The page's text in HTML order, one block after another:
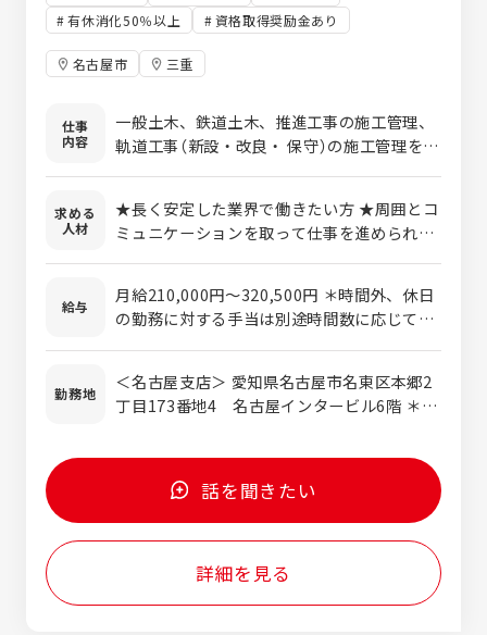
有休消化50％以上
資格取得奨励金あり
名古屋市 三重
仕事
内容
一般土木、鉄道土木、推進工事の施工管理、
軌道工事（新設・改良・ 保守）の施工管理を担
施工管理を行います。 現場作業がメインでは
なく、現場の監督業務がメインのお仕事で
す。 ★鉄道関係、建設業界が初めての方でも
十分に活躍しています。 【軌道部門】 軌道の
専門業者としてスタートして以来、関西の鉄
す。 施工管理として、レールや枕木（まくら
ぎ）の点検・メンテナンス、経年劣化してい
って頂きます。 【検測部門】 ハイテクの機器
を使用し、軌道を調査・検査する専門の部門
です。 レール内部にキズがないか超音波を使
い検査を行ったり、専用の検測機器を使用し
てゆがみを測定したりして、調査・点検しま
す。また、レーザーを使う専用検測機器を使
用して、変位を測り保守作業計画をアシスト
求める
人材
★長く安定した業界で働きたい方 ★周囲とコ
ミュニケーションを取って仕事を進められる
給与
月給210,000円～320,500円 ＊時間外、休日
の勤務に対する手当は別途時間数に応じて支
優遇いたします。 【年収例】 年収例／680万円
（40歳・経験22年） 540万円（30歳・
勤務地
＜名古屋支店＞ 愛知県名古屋市名東区本郷2
丁目173番地4 名古屋インタービル6階 ＊地
県三重郡川越町大字豊田字南台169番地 ＊近
鉄「川越富洲原」駅、徒歩5分 ＊ご希望であれ
ば、東京・大阪の勤務も可能です。
話を聞きたい
詳細を見る